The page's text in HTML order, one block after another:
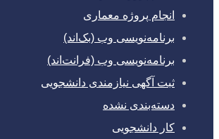
انجام پروژه معماری
برنامه‌نویسی وب (بک‌اند)
برنامه‌نویسی وب (فرانت‌اند)
ثبت آگهی نیازمندی دانشجویی
دسته‌بندی نشده
کار دانشجویی